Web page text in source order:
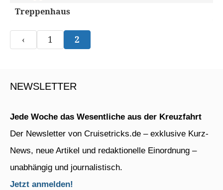
Treppenhaus
‹ 1 2
NEWSLETTER
Jede Woche das Wesentliche aus der Kreuzfahrt
Der Newsletter von Cruisetricks.de – exklusive Kurz-
News, neue Artikel und redaktionelle Einordnung –
unabhängig und journalistisch.
Jetzt anmelden!